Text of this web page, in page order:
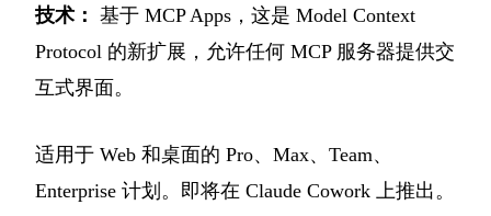
技术： 基于 MCP Apps，这是 Model Context
Protocol 的新扩展，允许任何 MCP 服务器提供交
互式界面。
适用于 Web 和桌面的 Pro、Max、Team、
Enterprise 计划。即将在 Claude Cowork 上推出。